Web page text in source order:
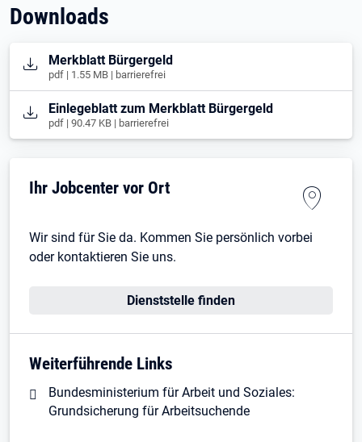
Downloads
Öffnet in neuem Tab
Merkblatt Bürgergeld
pdf | 1.55 MB | barrierefrei
Öffnet in neuem Tab
Einlegeblatt zum Merkblatt Bürgergeld
pdf | 90.47 KB | barrierefrei
Ihr Jobcenter vor Ort
Wir sind für Sie da. Kommen Sie persönlich vorbei
oder kontaktieren Sie uns.
Dienststelle finden
Weiterführende Links
Bundesministerium für Arbeit und Soziales:
Grundsicherung für Arbeitsuchende